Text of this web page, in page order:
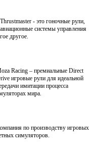
Thrustmaster - это гоночные рули,
авиационные системы управления
другое.
Racing – премиальные Direct
игровые рули для идеальной
имитации процесса
мира.
по производству игровых
симуляторов.